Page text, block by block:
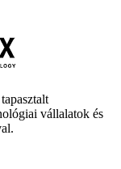
vállalatok és